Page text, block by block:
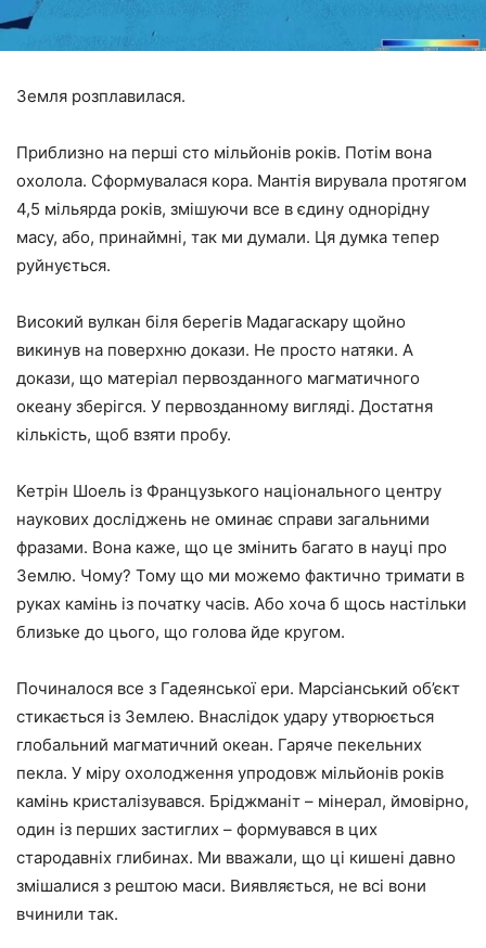
Земля розплавилася.
Приблизно на перші сто мільйонів років. Потім вона
охолола. Сформувалася кора. Мантія вирувала протягом
4,5 мільярда років, змішуючи все в єдину однорідну
масу, або, принаймні, так ми думали. Ця думка тепер
руйнується.
Високий вулкан біля берегів Мадагаскару щойно
викинув на поверхню докази. Не просто натяки. А
докази, що матеріал первозданного магматичного
океану зберігся. У первозданному вигляді. Достатня
кількість, щоб взяти пробу.
Кетрін Шоель із Французького національного центру
наукових досліджень не оминає справи загальними
фразами. Вона каже, що це змінить багато в науці про
Землю. Чому? Тому що ми можемо фактично тримати в
руках камінь із початку часів. Або хоча б щось настільки
близьке до цього, що голова йде кругом.
Починалося все з Гадеянської ери. Марсіанський об’єкт
стикається із Землею. Внаслідок удару утворюється
глобальний магматичний океан. Гаряче пекельних
пекла. У міру охолодження упродовж мільйонів років
камінь кристалізувався. Бріджманіт – мінерал, ймовірно,
один із перших застиглих – формувався в цих
стародавніх глибинах. Ми вважали, що ці кишені давно
змішалися з рештою маси. Виявляється, не всі вони
вчинили так.